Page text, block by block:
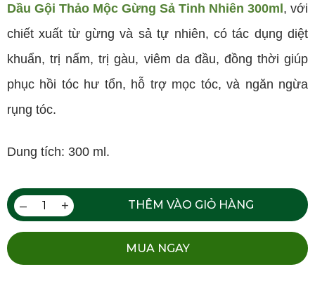
Dầu Gội Thảo Mộc Gừng Sả Tinh Nhiên 300ml, với
chiết xuất từ gừng và sả tự nhiên, có tác dụng diệt
khuẩn, trị nấm, trị gàu, viêm da đầu, đồng thời giúp
phục hồi tóc hư tổn, hỗ trợ mọc tóc, và ngăn ngừa
rụng tóc.
Dung tích: 300 ml.
– + THÊM VÀO GIỎ HÀNG
MUA NGAY
ĐĂNG KÝ TƯ VẤN MIỄN PHÍ
HOÀN THÀNH
Đăng ký tư vấn trực tiếp 24/7:
0335587487